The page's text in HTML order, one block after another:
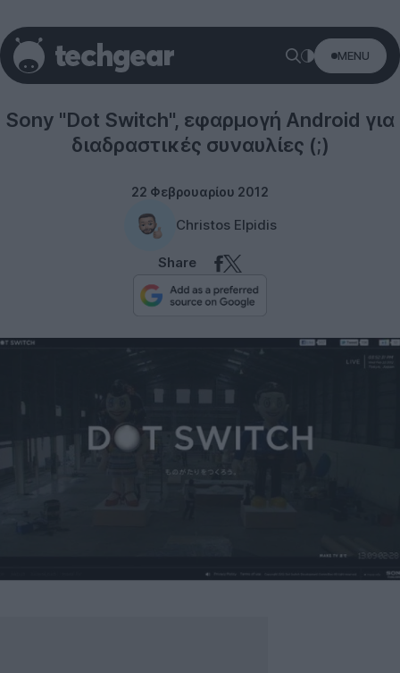
MENU
Sony "Dot Switch", εφαρμογή Android για
διαδραστικές συναυλίες (;)
22 Φεβρουαρίου 2012
Christos Elpidis
Share